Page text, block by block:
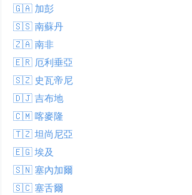
🇬🇦 加彭
🇸🇸 南蘇丹
🇿🇦 南非
🇪🇷 厄利垂亞
🇸🇿 史瓦帝尼
🇩🇯 吉布地
🇨🇲 喀麥隆
🇹🇿 坦尚尼亞
🇪🇬 埃及
🇸🇳 塞內加爾
🇸🇨 塞舌爾